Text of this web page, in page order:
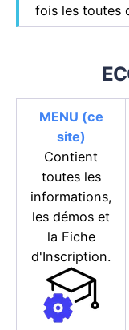
fois les toutes
MENU (ce
site)
Contient
toutes les
informations,
les démos et
la Fiche
d'Inscription.